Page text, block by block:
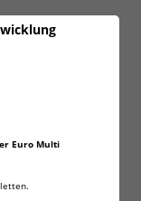
Euro Multi
Brief)